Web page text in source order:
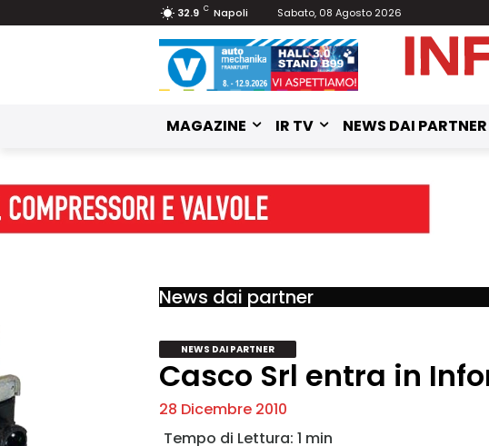
32.9 C Napoli Sabato, 08 Agosto 2026
MAGAZINE IR TV NEWS DAI PARTNER
News dai partner
NEWS DAI PARTNER
Casco Srl entra in
28 Dicembre 2010